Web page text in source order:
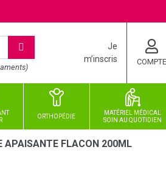
Je
m’inscris
COMPTE
ORTHOPÉDIE
MATÉRIEL MÉDICAL
SOINAUQUOTIDIEN
APAISANTE FLACON 200ML